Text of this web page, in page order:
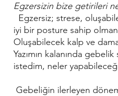
Egzersizin bize getirileri
iyi bir posture sahip
Oluşabilecek kalp ve
Yazımın kalanında
istedim, neler